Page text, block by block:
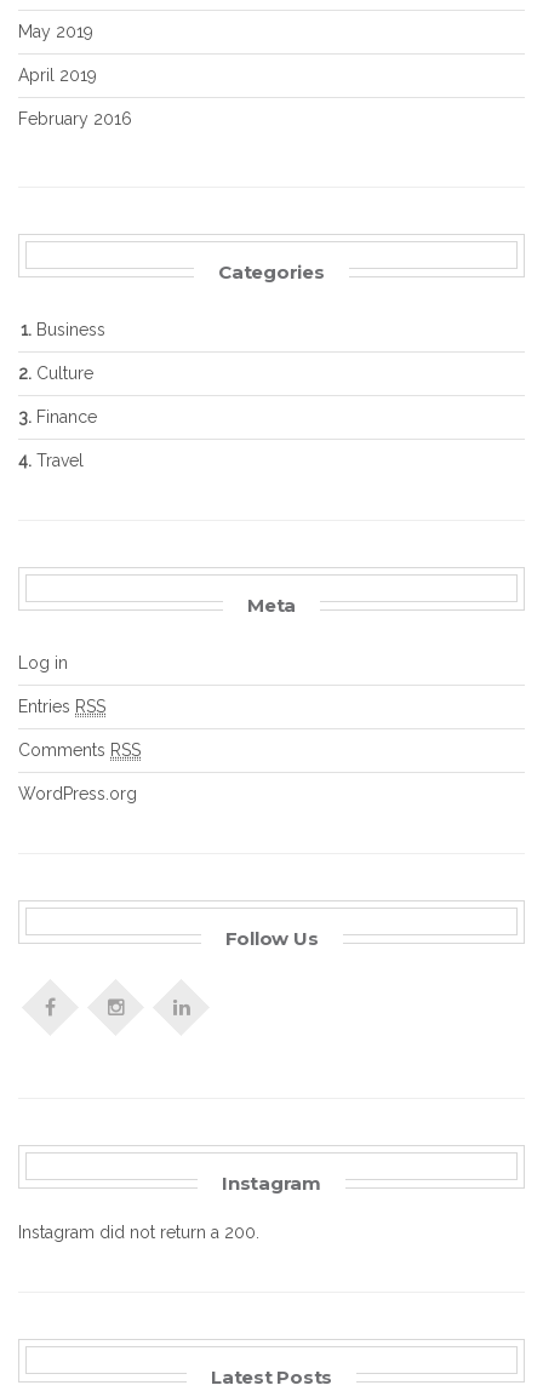
May 2019
April 2019
February 2016
Categories
Business
Culture
Finance
Travel
Meta
Log in
Entries RSS
Comments RSS
WordPress.org
Follow Us
Instagram
Instagram did not return a 200.
Latest Posts